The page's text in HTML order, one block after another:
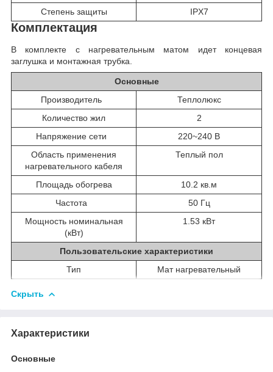
Степень защиты IPX7
Комплектация
В комплекте с нагревательным матом идет концевая
заглушка и монтажная трубка.
Основные
Производитель
Теплолюкс
Количество жил
2
Напряжение сети
220~240 В
Область применения
нагревательного кабеля
Теплый пол
Площадь обогрева
10.2 кв.м
Частота
50 Гц
Мощность номинальная
(кВт)
1.53 кВт
Пользовательские характеристики
Тип
Мат нагревательный
Скрыть
Характеристики
Основные